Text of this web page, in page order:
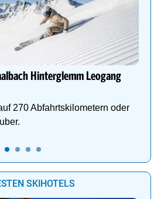
Hinterglemm Leogang
270 Abfahrtskilometern oder
SKIHOTELS